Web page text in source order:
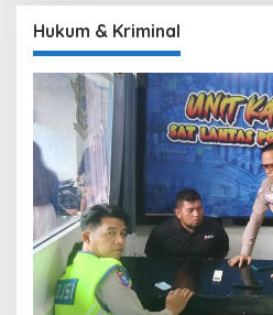
Hukum & Kriminal